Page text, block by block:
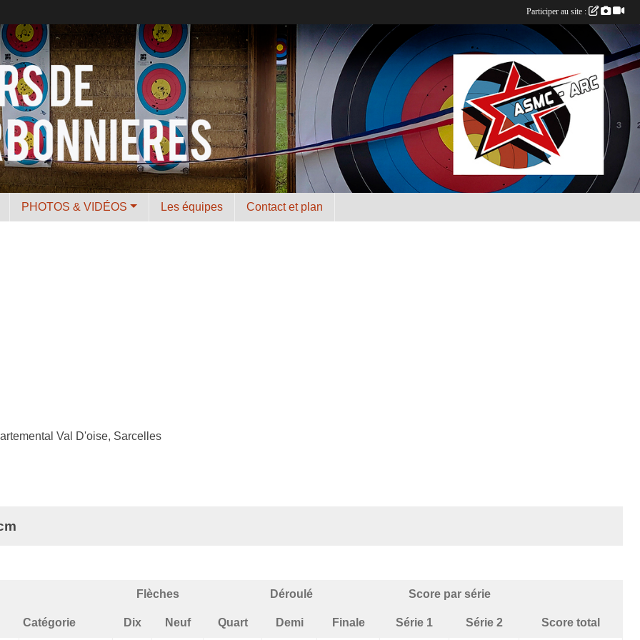
PHOTOS & VIDÉOS Les équipes Contact et plan
Val D'oise, Sarcelles
Flèches Déroulé Score par série
Catégorie Dix Neuf Quart Demi Finale Série 1 Série 2
Score total
Participer au site :